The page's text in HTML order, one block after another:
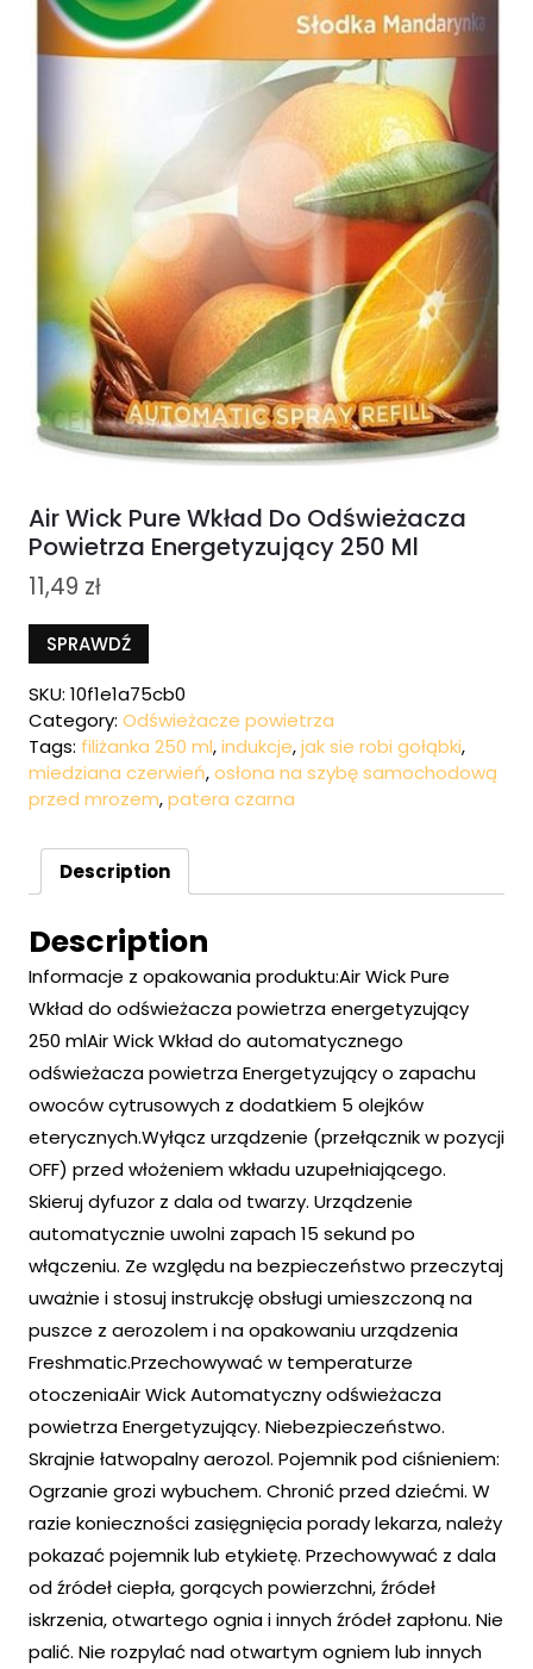
Air Wick Pure Wkład Do Odświeżacza
Powietrza Energetyzujący 250 Ml
11,49 zł
SPRAWDŹ
SKU: 10f1e1a75cb0
Category: Odświeżacze powietrza
Tags: filiżanka 250 ml,indukcje,jak sie robi gołąbki,
miedziana czerwień,osłona na szybę samochodową
przed mrozem,patera czarna
Description
Description
Informacje z opakowania produktu:Air Wick Pure
Wkład do odświeżacza powietrza energetyzujący
250 mlAir Wick Wkład do automatycznego
odświeżacza powietrza Energetyzujący o zapachu
owoców cytrusowych z dodatkiem 5 olejków
eterycznych.Wyłącz urządzenie (przełącznik w pozycji
OFF) przed włożeniem wkładu uzupełniającego.
Skieruj dyfuzor z dala od twarzy. Urządzenie
automatycznie uwolni zapach 15 sekund po
włączeniu. Ze względu na bezpieczeństwo przeczytaj
uważnie i stosuj instrukcję obsługi umieszczoną na
puszce z aerozolem i na opakowaniu urządzenia
Freshmatic.Przechowywać w temperaturze
otoczeniaAir Wick Automatyczny odświeżacza
powietrza Energetyzujący. Niebezpieczeństwo.
Skrajnie łatwopalny aerozol. Pojemnik pod ciśnieniem:
Ogrzanie grozi wybuchem. Chronić przed dziećmi. W
razie konieczności zasięgnięcia porady lekarza, należy
pokazać pojemnik lub etykietę. Przechowywać z dala
od źródeł ciepła, gorących powierzchni, źródeł
iskrzenia, otwartego ognia i innych źródeł zapłonu. Nie
palić. Nie rozpylać nad otwartym ogniem lub innych